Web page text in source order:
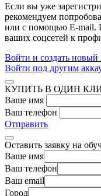
Если вы уже
рекомендуем попробовать
или с помощью E-mail.
Войти и создать
Войти под другим
КУПИТЬ В ОДИН
Ваше имя
Ваш телефон
Отправить
Оставить заявку на
Ваше имя
Ваш телефон
Ваш email
Город